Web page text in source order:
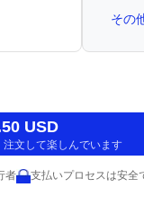
その
USD
文して楽しんでいます
者 支払いプロセスは安全